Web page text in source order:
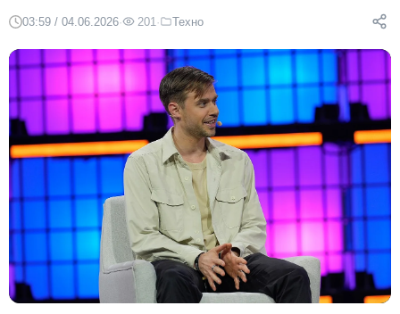
03:59 / 04.06.2026· 201 · Техно